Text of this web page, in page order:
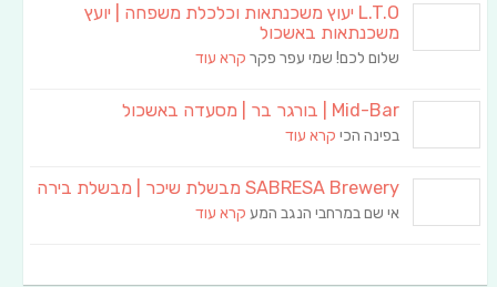
L.T.O יעוץ משכנתאות וכלכלת משפחה | יועץ
משכנתאות באשכול
שלום לכם! שמי עפר פקר קרא עוד
Mid-Bar | בורגר בר | מסעדה באשכול
בפינה הכי קרא עוד
SABRESA Brewery מבשלת שיכר | מבשלת בירה
אי שם במרחבי הנגב המע קרא עוד